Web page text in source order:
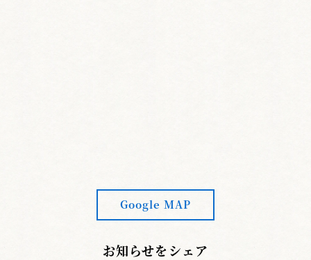
Google MAP
お知らせをシェア